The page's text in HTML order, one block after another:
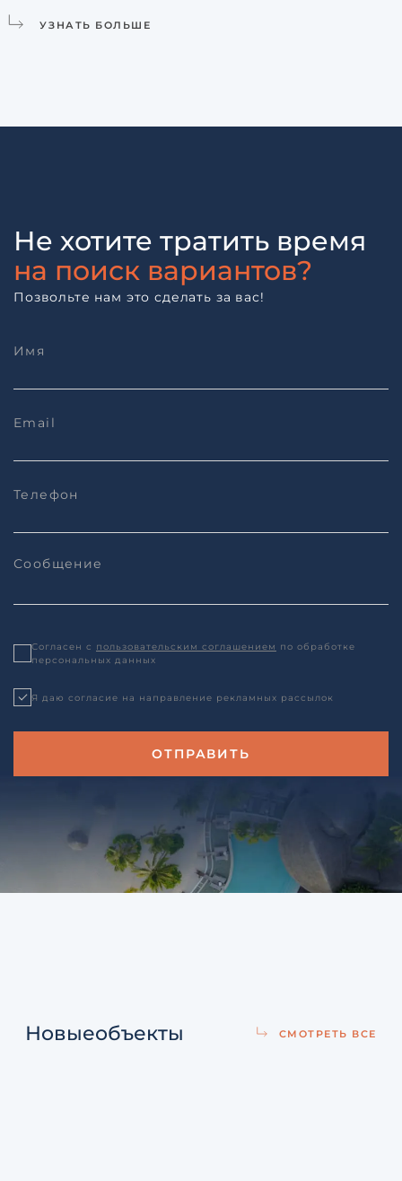
УЗНАТЬ БОЛЬШЕ
Не хотите тратить время
на поиск вариантов?
Позвольте нам это сделать за вас!
Согласен с пользовательским соглашением по обработке
персональных данных
Я даю согласие на направление рекламных рассылок
Новыеобъекты СМОТРЕТЬ ВСЕ